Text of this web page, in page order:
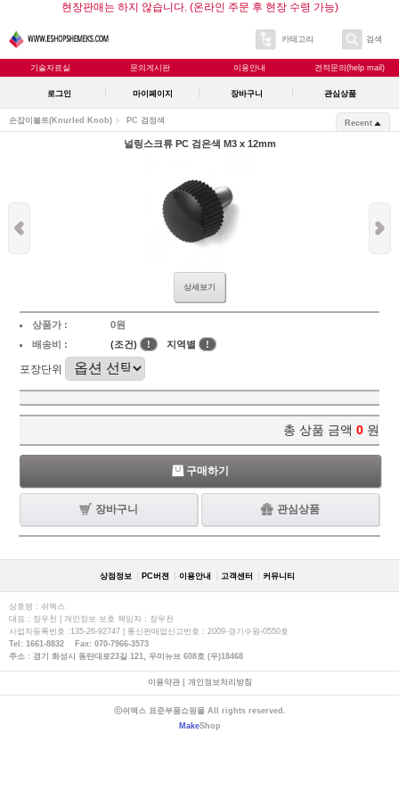
현장판매는 하지 않습니다. (온라인 주문 후 현장 수령 가능)
카테고리 검색
기술자료실 문의게시판 이용안내 견적문의(help mail)
로그인 마이페이지 장바구니 관심상품
손잡이볼트(Knurled Knob) PC 검정색 Recent
널링스크류 PC 검은색 M3 x 12mm
상세보기
상품가 :
0원
배송비 :
(조건) ! 지역별 !
포장단위
총 상품 금액 0 원
구매하기
장바구니 관심상품
상점정보 PC버젼 이용안내 고객센터 커뮤니티
상호명 : 쉬멕스
대표 : 장우천 | 개인정보 보호 책임자 : 장우천
사업자등록번호 :135-26-92747 | 통신판매업신고번호 : 2009-경기수원-0550호
Tel: 1661-8832 Fax: 070-7966-3573
주소 : 경기 화성시 동탄대로23길 121, 우미뉴브 608호 (우)18468
이용약관| 개인정보처리방침
ⓒ쉬멕스 표준부품쇼핑몰 All rights reserved.
MakeShop